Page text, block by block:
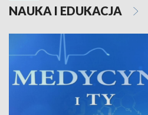
NAUKA I EDUKACJA